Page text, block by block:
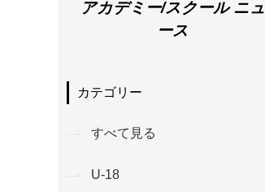
アカデミー/スクール ニュ
ース
カテゴリー
すべて見る
U-18